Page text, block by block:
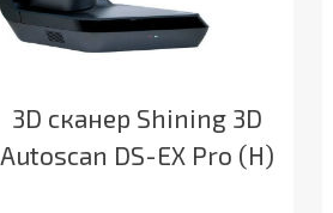
3D сканер Shining 3D
Autoscan DS-EX Pro (H)